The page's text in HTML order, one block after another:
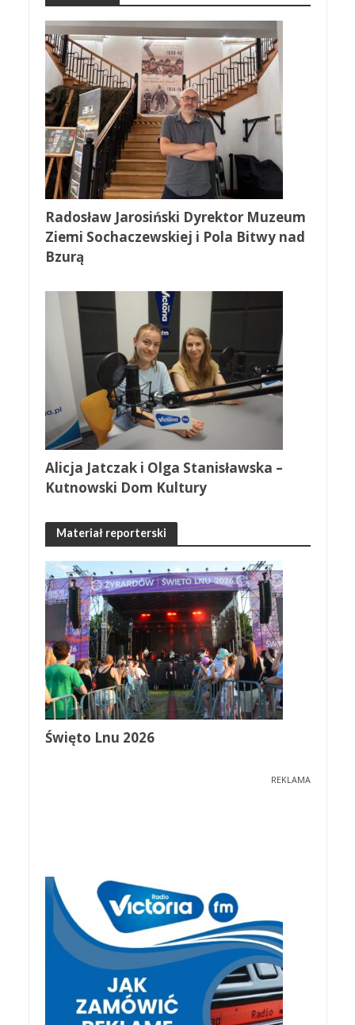
Radosław Jarosiński Dyrektor Muzeum
Ziemi Sochaczewskiej i Pola Bitwy nad
Bzurą
Alicja Jatczak i Olga Stanisławska –
Kutnowski Dom Kultury
Materiał reporterski
Święto Lnu 2026
REKLAMA